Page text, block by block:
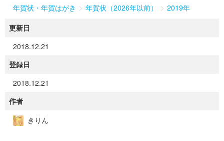
年賀状・年賀はがき > 年賀状（2026年以前） > 2019年
更新日
2018.12.21
登録日
2018.12.21
作者
きりん